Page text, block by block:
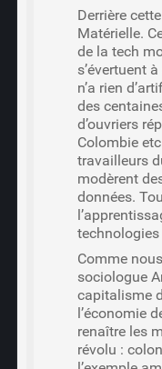
Derrière
Matérielle.
de la tech
s’évertuent
n’a rien
des
d’ouvriers
Colombie
travailleurs
modèrent
données.
Comme
sociologue
capitalisme
l’économie
renaître les
révolu :